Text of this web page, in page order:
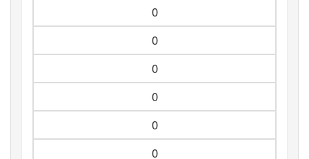
0
0
0
0
0
0